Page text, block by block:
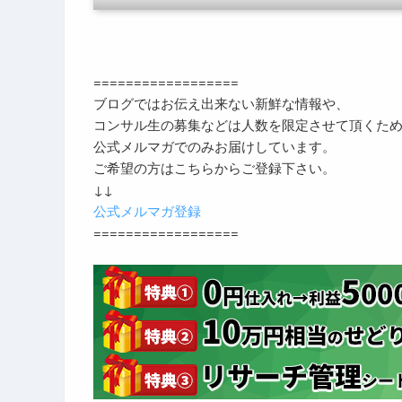
==================
ブログではお伝え出来ない新鮮な情報や、
コンサル生の募集などは人数を限定させて頂くため
公式メルマガでのみお届けしています。
ご希望の方はこちらからご登録下さい。
↓↓
公式メルマガ登録
==================